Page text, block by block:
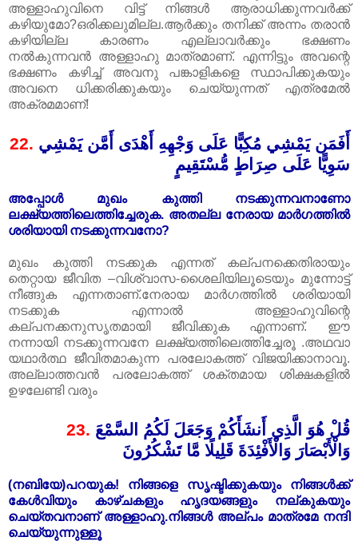
അള്ളാഹുവിനെ വിട്ട് നിങ്ങൾ ആരാധിക്കുന്നവർക്ക്
കഴിയുമോ?ഒരിക്കലുമില്ല.ആർക്കും തനിക്ക് അന്നം തരാൻ
കഴിയില്ല കാരണം എല്ലാവർക്കും ഭക്ഷണം
നൽകുന്നവൻ അള്ളാഹു മാത്രമാണ്. എന്നിട്ടും അവന്റെ
ഭക്ഷണം കഴിച്ച് അവനു പങ്കാളികളെ സ്ഥാപിക്കുകയും
അവനെ ധിക്കരിക്കുകയും ചെയ്യുന്നത് എത്രമേൽ
അക്രമമാണ്!
22. أَفَمَن يَمْشِي مُكِبًّا عَلَى وَجْهِهِ أَهْدَى أَمَّن يَمْشِي
سَوِيًّا عَلَى صِرَاطٍ مُّسْتَقِيمٍ
അപ്പോൾ മുഖം കുത്തി നടക്കുന്നവനാണോ
ലക്ഷ്യത്തിലെത്തിച്ചേരുക. അതല്ല നേരായ മാർഗത്തിൽ
ശരിയായി നടക്കുന്നവനോ?
മുഖം കുത്തി നടക്കുക എന്നത് കല്പനക്കെതിരായും
തെറ്റായ ജീവിത –വിശ്വാസ-ശൈലിയിലൂടെയും മുന്നോട്ട്
നീങ്ങുക എന്നതാണ്.നേരായ മാർഗത്തിൽ ശരിയായി
നടക്കുക എന്നാൽ അള്ളാഹുവിന്റെ
കല്പനക്കനുസൃ‌തമായി ജീവിക്കുക എന്നാണ്. ഈ
നന്നായി നടക്കുന്നവനേ ലക്ഷ്യത്തിലെത്തിച്ചേരൂ .അഥവാ
യഥാർത്ഥ ജീവിതമാകുന്ന പരലോകത്ത് വിജയിക്കാനാവൂ.
അല്ലാത്തവൻ പരലോകത്ത് ശക്തമായ ശിക്ഷകളിൽ
ഉഴലേണ്ടി വരും
23. قُلْ هُوَ الَّذِي أَنشَأَكُمْ وَجَعَلَ لَكُمُ السَّمْعَ
وَالْأَبْصَارَ وَالْأَفْئِدَةَ قَلِيلًا مَّا تَشْكُرُونَ
(നബിയേ)പറയുക! നിങ്ങളെ സൃഷ്ടിക്കുകയും നിങ്ങൾക്ക്
കേൾവിയും കാഴ്ചകളും ഹൃദയങ്ങളും നല്കുകയും
ചെയ്തവനാണ്‌ അള്ളാഹു.നിങ്ങൾ അല്പം മാത്രമേ നന്ദി
ചെയ്യുന്നുള്ളൂ